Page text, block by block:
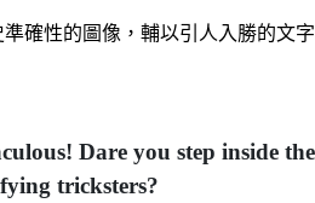
確性的圖像，輔以引人入勝的文
Dare you step inside
tricksters?